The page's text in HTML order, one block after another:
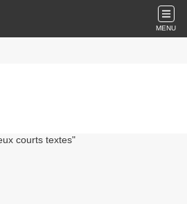
MENU